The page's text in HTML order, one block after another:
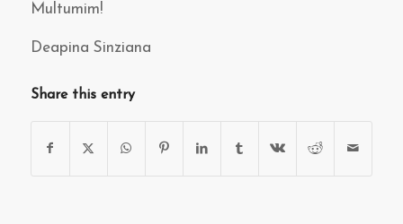
Multumim!
Deapina Sinziana
Share this entry